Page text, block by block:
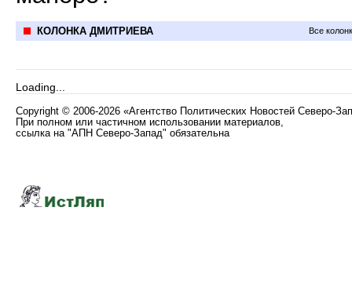
КОЛОНКА ДМИТРИЕВА Все
Loading...
Copyright © 2006-2026 «Агентство Политических Новостей Северо-
При полном или частичном использовании материалов,
ссылка на "АПН Северо-Запад" обязательна